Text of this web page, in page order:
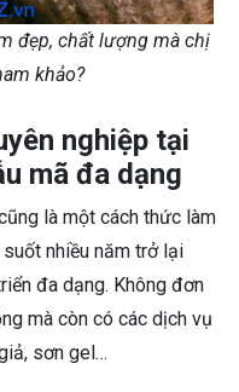
đẹp, chất lượng mà chị
khảo?
nghiệp tại
mã đa dạng
là một cách thức làm
nhiều năm trở lại
đa dạng. Không đơn
mà còn có các dịch vụ
sơn gel…